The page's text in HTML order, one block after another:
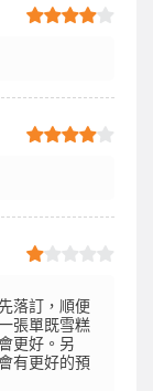
落訂，順便
張單既雪糕
更好。另
有更好的預